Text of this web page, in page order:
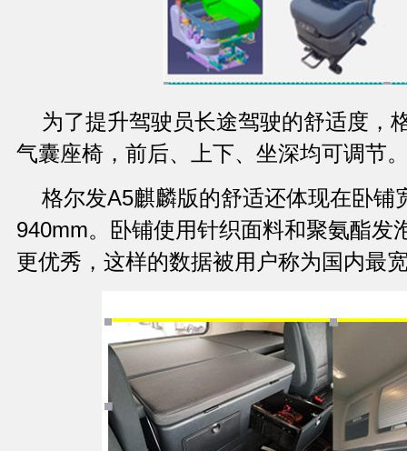
为了提升驾驶员长途驾驶的舒适度，
气囊座椅，前后、上下、坐深均可调节
格尔发A5麒麟版的舒适还体现在卧铺
940mm。卧铺使用针织面料和聚氨酯发
更优秀，这样的数据被用户称为国内最